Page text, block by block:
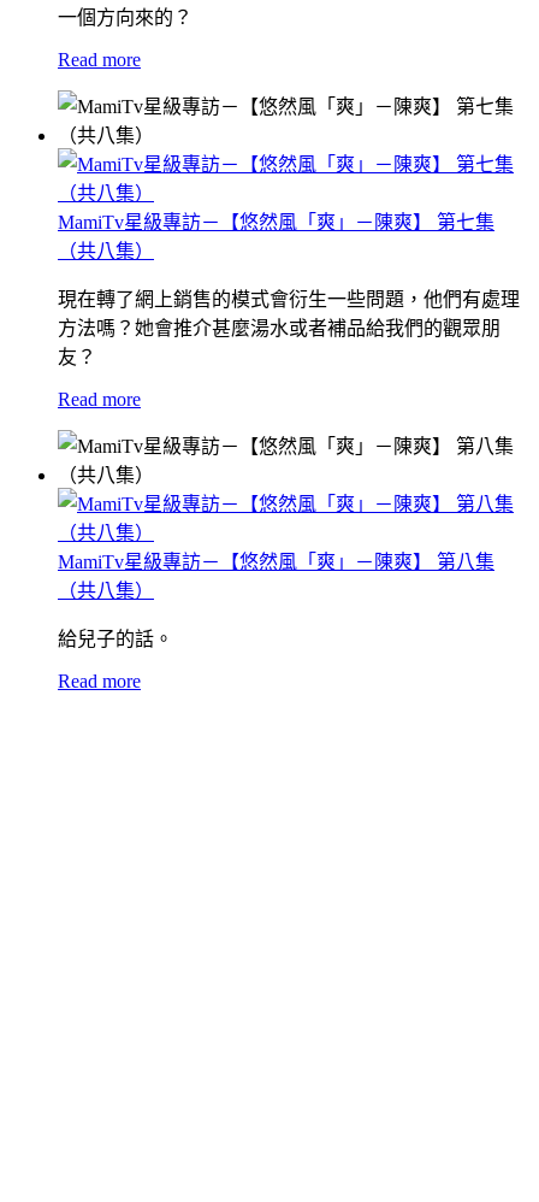
一個方向來的？
Read more
MamiTv星級專訪－【悠然風「爽」－陳爽】 第七集
（共八集）
現在轉了網上銷售的模式會衍生一些問題，他們有處理
方法嗎？她會推介甚麼湯水或者補品給我們的觀眾朋
友？
Read more
MamiTv星級專訪－【悠然風「爽」－陳爽】 第八集
（共八集）
給兒子的話。
Read more